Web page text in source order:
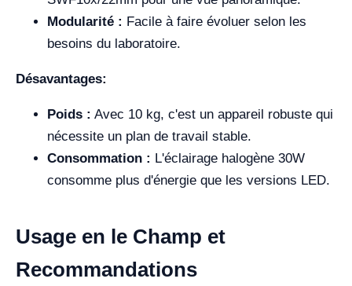
Modularité : Facile à faire évoluer selon les
besoins du laboratoire.
Désavantages:
Poids : Avec 10 kg, c'est un appareil robuste qui
nécessite un plan de travail stable.
Consommation : L'éclairage halogène 30W
consomme plus d'énergie que les versions LED.
Usage en le Champ et
Recommandations